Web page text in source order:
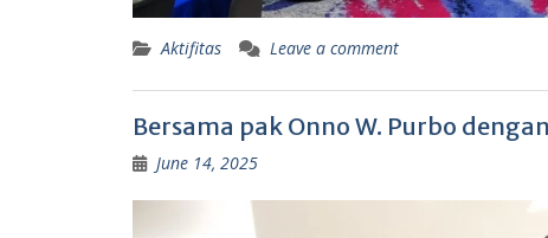
Aktifitas Leave a comment
Bersama pak Onno W. Purbo
June 14, 2025